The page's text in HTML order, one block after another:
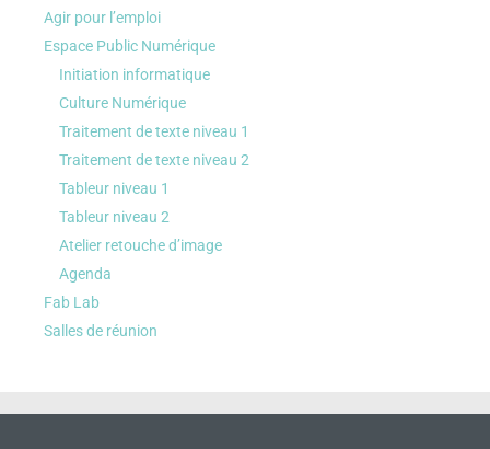
Agir pour l’emploi
Espace Public Numérique
Initiation informatique
Culture Numérique
Traitement de texte niveau 1
Traitement de texte niveau 2
Tableur niveau 1
Tableur niveau 2
Atelier retouche d’image
Agenda
Fab Lab
Salles de réunion